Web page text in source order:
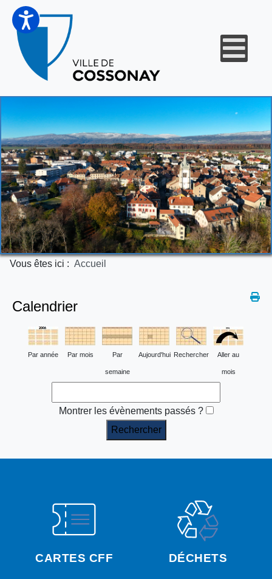
Vous êtes ici : Accueil
CARTES CFF DÉCHETS
Calendrier
Par année Par mois Par
semaine
Aujourd'hui Rechercher Aller au
mois
Montrer les évènements passés ?